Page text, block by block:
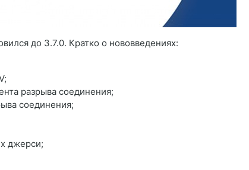
до 3.7.0. Кратко о нововведениях:
разрыва соединения;
соединения;
джерси;